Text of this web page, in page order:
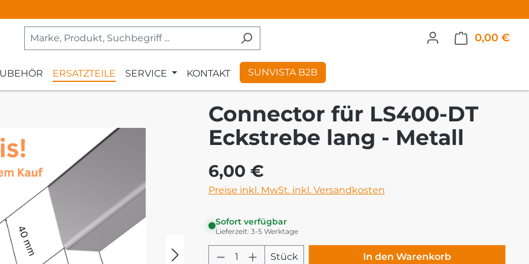
0,00 €
ERSATZTEILE SERVICE KONTAKT SUNVISTA B2B
Connector für LS400-DT
Eckstrebe lang - Metall
Regulärer Preis:
6,00 €
Preise inkl. MwSt. inkl. Versandkosten
Sofort verfügbar
Lieferzeit: 3-5 Werktage
Produkt Anzahl: Gib den gewünschten
Stück In den Warenkorb